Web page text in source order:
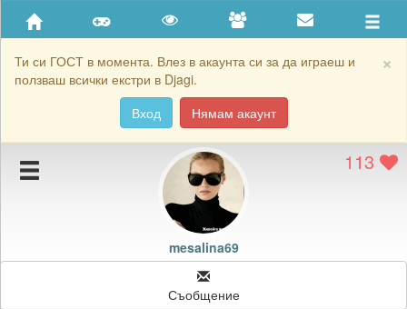
×
Ти си ГОСТ в момента. Влез в акаунта си за да играеш и
ползваш всички екстри в Djagi.
Вход
Нямам акаунт
Приятели
Хронология на игри
Подаръците на mesalina69
Картичките на mesalina69
Блокирай mesalina69
113
mesalina69
Съобщение